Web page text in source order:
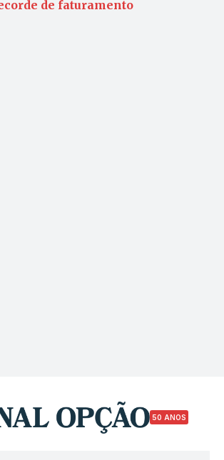
de faturamento
50 ANOS